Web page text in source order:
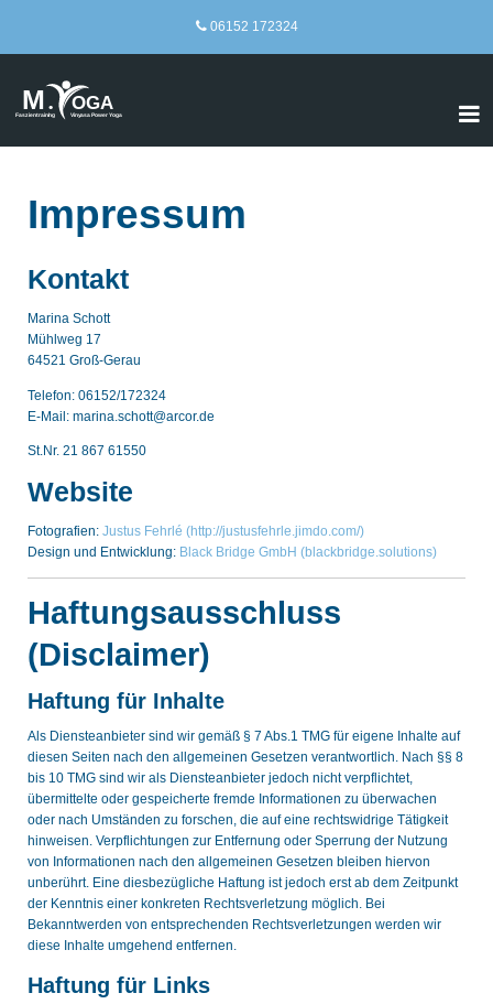
06152 172324
Impressum
Kontakt
Marina Schott
Mühlweg 17
64521 Groß-Gerau
Telefon: 06152/172324
E-Mail: marina.schott@arcor.de
St.Nr. 21 867 61550
Website
Fotografien: Justus Fehrlé (http://justusfehrle.jimdo.com/)
Design und Entwicklung: Black Bridge GmbH (blackbridge.solutions)
Haftungsausschluss
(Disclaimer)
Haftung für Inhalte
Als Diensteanbieter sind wir gemäß § 7 Abs.1 TMG für eigene Inhalte auf
diesen Seiten nach den allgemeinen Gesetzen verantwortlich. Nach §§ 8
bis 10 TMG sind wir als Diensteanbieter jedoch nicht verpflichtet,
übermittelte oder gespeicherte fremde Informationen zu überwachen
oder nach Umständen zu forschen, die auf eine rechtswidrige Tätigkeit
hinweisen. Verpflichtungen zur Entfernung oder Sperrung der Nutzung
von Informationen nach den allgemeinen Gesetzen bleiben hiervon
unberührt. Eine diesbezügliche Haftung ist jedoch erst ab dem Zeitpunkt
der Kenntnis einer konkreten Rechtsverletzung möglich. Bei
Bekanntwerden von entsprechenden Rechtsverletzungen werden wir
diese Inhalte umgehend entfernen.
Haftung für Links